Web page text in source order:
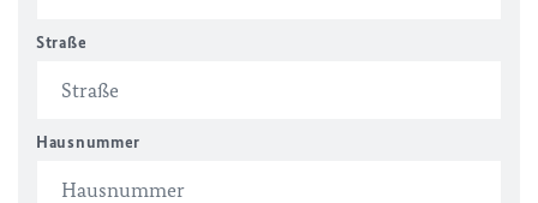
Straße
Hausnummer